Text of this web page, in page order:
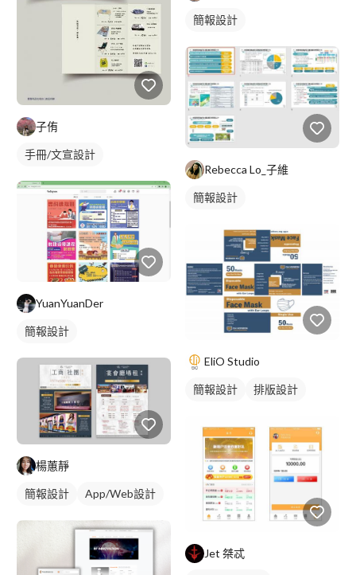
子侑
手冊/文宣設計
YuanYuanDer
簡報設計
楊蕙靜
簡報設計 App/Web設計
簡報設計
Rebecca Lo_子維
簡報設計
EliO Studio
簡報設計 排版設計
Jet 桀忒